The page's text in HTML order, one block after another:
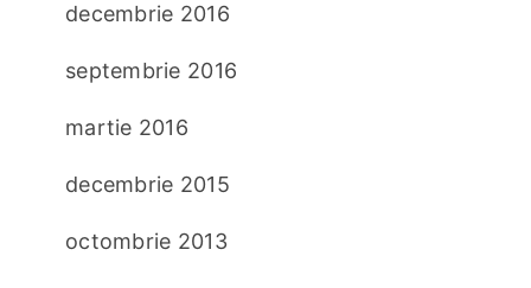
decembrie 2016
septembrie 2016
martie 2016
decembrie 2015
octombrie 2013